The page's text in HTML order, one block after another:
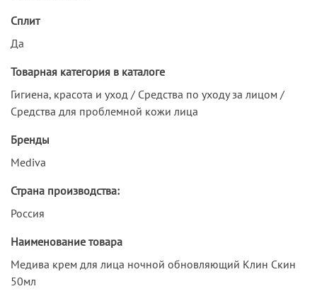
Сплит
Да
Товарная категория в каталоге
Гигиена, красота и уход / Средства по уходу за лицом /
Средства для проблемной кожи лица
Бренды
Mediva
Страна производства:
Россия
Наименование товара
Медива крем для лица ночной обновляющий Клин Скин
50мл